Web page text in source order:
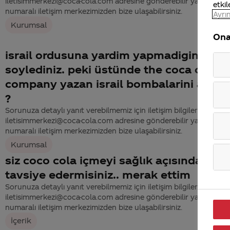
numaralı iletişim merkezimizden bize ulaşabilirsiniz.
Kurumsal
israil ordusuna yardim yapmadiginizi
soylediniz. peki üstünde the coca cola
company yazan israil bombalarini
?
Sorunuza detaylı yanıt verebilmemiz için iletişim bilgilerinizi
iletisimmerkezi@coca-cola.com adresine gönderebilir ya da 444
numaralı iletişim merkezimizden bize ulaşabilirsiniz.
Kurumsal
siz coco cola içmeyi sağlık açısından
tavsiye edermisiniz.. merak ettim
Sorunuza detaylı yanıt verebilmemiz için iletişim bilgilerinizi
iletisimmerkezi@coca-cola.com adresine gönderebilir ya da 444
numaralı iletişim merkezimizden bize ulaşabilirsiniz.
İçerik